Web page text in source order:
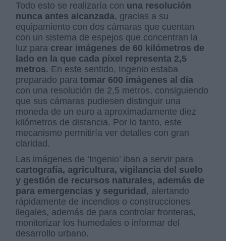
Todo esto se realizaría con una resolución
nunca antes alcanzada, gracias a su
equipamiento con dos cámaras que cuentan
con un sistema de espejos que concentran la
luz para crear imágenes de 60 kilómetros de
lado en la que cada píxel representa 2,5
metros. En este sentido, Ingenio estaba
preparado paratomar 600 imágenes al día
con una resolución de 2,5 metros, consiguiendo
que sus cámaras pudiesen distinguir una
moneda de un euro a aproximadamente diez
kilómetros de distancia. Por lo tanto, este
mecanismo permitiría ver detalles con gran
claridad.
Las imágenes de ‘Ingenio’ iban a servir para
cartografía, agricultura, vigilancia del suelo
y gestión de recursos naturales, además de
para emergencias y seguridad , alertando
rápidamente de incendios o construcciones
ilegales, además de para controlar fronteras,
monitorizar los humedales o informar del
desarrollo urbano.